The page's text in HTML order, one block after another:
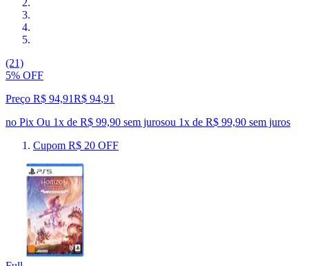
(21)
5% OFF
Preço R$ 94,91R$ 94,91
no Pix Ou 1x de R$ 99,90 sem jurosou 1x de R$ 99,90 sem juros
Cupom R$ 20 OFF